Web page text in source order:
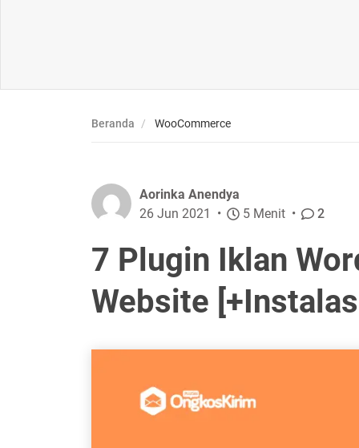
Beranda WooCommerce
7 Plugin Iklan
Website
Aorinka Anendya
26 Jun 2021
5 Menit 2